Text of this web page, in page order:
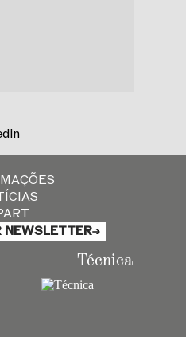
NEWSLETTER
Técnica